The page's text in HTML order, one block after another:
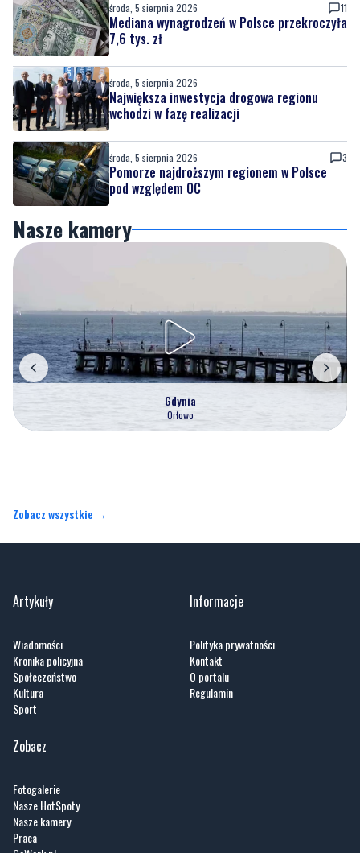
środa, 5 sierpnia 2026 11
Mediana wynagrodzeń w Polsce przekroczyła
7,6 tys. zł
środa, 5 sierpnia 2026
Największa inwestycja drogowa regionu
wchodzi w fazę realizacji
środa, 5 sierpnia 2026 3
Pomorze najdroższym regionem w Polsce
pod względem OC
Nasze kamery
Gdynia
Orłowo
Zobacz wszystkie →
Artykuły
Wiadomości
Kronika policyjna
Społeczeństwo
Kultura
Sport
Informacje
Polityka prywatności
Kontakt
O portalu
Regulamin
Zobacz
Fotogalerie
Nasze HotSpoty
Nasze kamery
Praca